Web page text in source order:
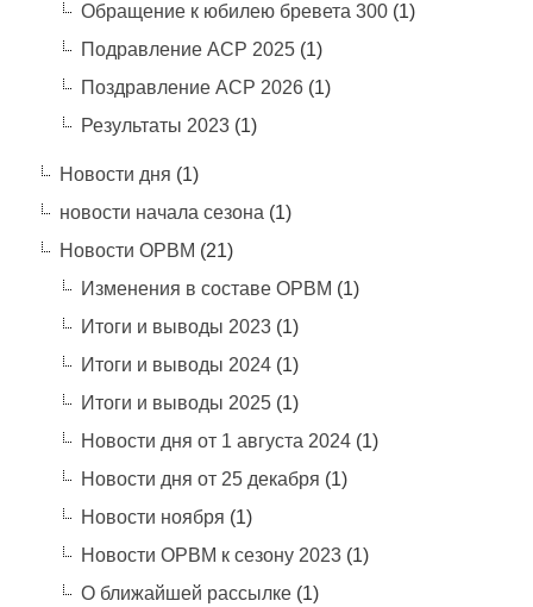
Обращение к юбилею бревета 300(1)
Подравление АСР 2025(1)
Поздравление АСР 2026(1)
Результаты 2023(1)
Новости дня (1)
новости начала сезона (1)
Новости ОРВМ (21)
Изменения в составе ОРВМ (1)
Итоги и выводы 2023(1)
Итоги и выводы 2024(1)
Итоги и выводы 2025(1)
Новости дня от 1 августа 2024(1)
Новости дня от 25 декабря (1)
Новости ноября (1)
Новости ОРВМ к сезону 2023(1)
О ближайшей рассылке(1)